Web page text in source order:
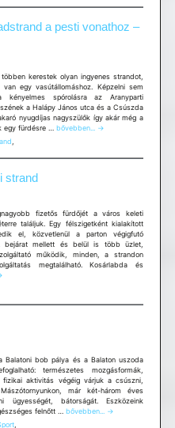
Balaton
a pesti vonathoz –
kerestek olyan ingyenes strandot,
egy vasútállomáshoz. Képzelni sem
spórolásra az Aranyparti
a Halápy János utca és a Csúszda
nyugdíjas nagyszülők így akár még a
egy fürdésre … Siófok
a
bővebben... →
strand
fizetős fürdőjét a város keleti
találjuk. Egy félszigetként kialakított
el, közvetlenül a parton végigfutó
bejárat mellett és belül is több üzlet,
működik, minden, a strandon
megtalálható. Kosárlabda és
Balatoni bob pálya és a Balaton uszoda
természetes mozgásformák,
aktivitás végéig várjuk a csúszni,
már két-három éves
ügyességét, bátorságát. Eszközeink
felnőtt … Serpa
bővebben...
→
,